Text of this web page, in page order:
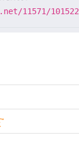
11571/101522